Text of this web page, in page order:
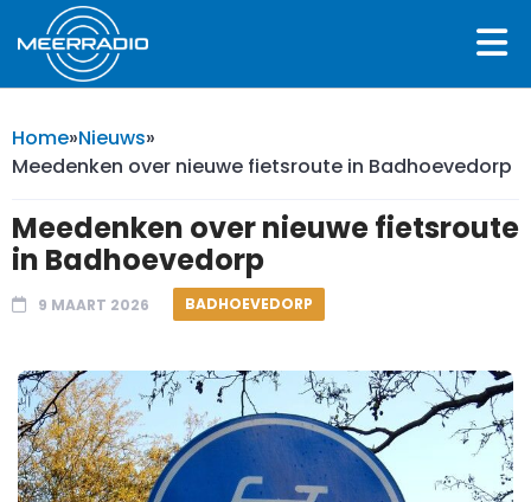
Home»Nieuws»
Meedenken over nieuwe fietsroute in Badhoevedorp
Meedenken over nieuwe fietsroute
in Badhoevedorp
9 MAART 2026 BADHOEVEDORP